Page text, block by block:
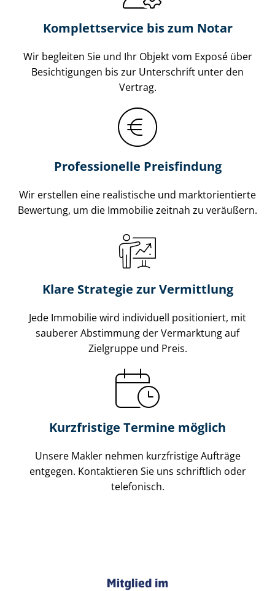
Komplettservice bis zum Notar
Wir begleiten Sie und Ihr Objekt vom Exposé über
Besichtigungen bis zur Unterschrift unter den
Vertrag.
Professionelle Preisfindung
Wir erstellen eine realistische und markt­ori­en­tier­te
Bewertung, um die Immobilie zeitnah zu veräußern.
Klare Strategie zur Vermittlung
Jede Immobilie wird individuell positioniert, mit
sauberer Abstimmung der Vermarktung auf
Zielgruppe und Preis.
Kurzfristige Termine möglich
Unsere Makler nehmen kurzfristige Aufträge
entgegen. Kontaktieren Sie uns schriftlich oder
telefonisch.